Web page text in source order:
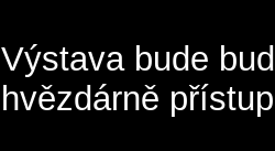
Výstava bude
hvězdárně